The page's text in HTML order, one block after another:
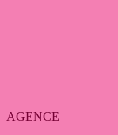
AGENCE